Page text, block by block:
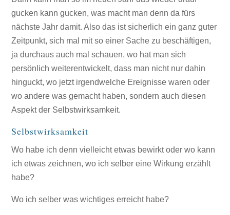
gucken kann gucken, was macht man denn da fürs
nächste Jahr damit. Also das ist sicherlich ein ganz guter
Zeitpunkt, sich mal mit so einer Sache zu beschäftigen,
ja durchaus auch mal schauen, wo hat man sich
persönlich weiterentwickelt, dass man nicht nur dahin
hinguckt, wo jetzt irgendwelche Ereignisse waren oder
wo andere was gemacht haben, sondern auch diesen
Aspekt der Selbstwirksamkeit.
Selbstwirksamkeit
Wo habe ich denn vielleicht etwas bewirkt oder wo kann
ich etwas zeichnen, wo ich selber eine Wirkung erzählt
habe?
Wo ich selber was wichtiges erreicht habe?